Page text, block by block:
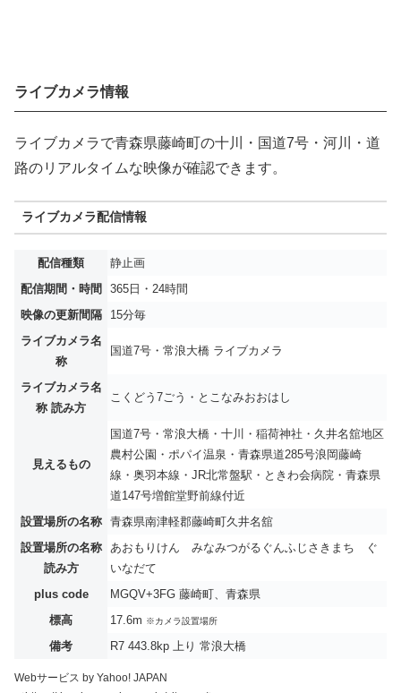
ライブカメラ情報
ライブカメラで青森県藤崎町の十川・国道7号・河川・道
路のリアルタイムな映像が確認できます。
ライブカメラ配信情報
配信種類
静止画
配信期間・時間
365日・24時間
映像の更新間隔
15分毎
ライブカメラ名
称
国道7号・常浪大橋 ライブカメラ
ライブカメラ名
称 読み方
こくどう7ごう・とこなみおおはし
見えるもの
国道7号・常浪大橋・十川・稲荷神社・久井名舘地区
農村公園・ポパイ温泉・青森県道285号浪岡藤崎
線・奥羽本線・JR北常盤駅・ときわ会病院・青森県
道147号増館堂野前線付近
設置場所の名称
青森県南津軽郡藤崎町久井名舘
設置場所の名称
読み方
あおもりけん みなみつがるぐんふじさきまち ぐ
いなだて
plus code
MGQV+3FG 藤崎町、青森県
標高
17.6m ※カメラ設置場所
備考 R7 443.8kp 上り 常浪大橋
Webサービス by Yahoo! JAPAN